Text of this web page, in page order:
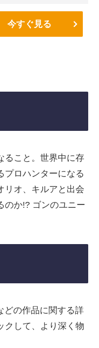
今すぐ見る
ること。世界中に存
プロハンターになる
リオ、キルアと出会
のか!? ゴンのユニー
どの作品に関する詳
クして、より深く物